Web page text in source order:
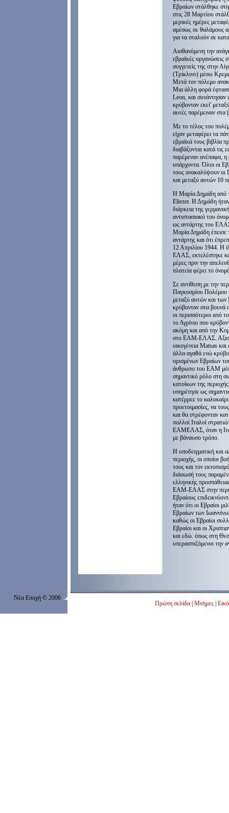
Εβραίων στάλθηκε
στις 28 Μαρτίου
μερικές ημέρες
αμέσως σε θαλάμους
για να σταλούν σε
Αισθανόμενη την
εβραϊκές οργανώσεις
συγγενείς της στην
(Τρίκλινο) μέσω
Μετά τον πόλεμο
Μια άλλη φορά
Leon, και συνάντησαν
κρύβονταν εκεί'
αυτές παρέμειναν
Με το τέλος του
είχαν μεταφέρει τα
εβραϊκά τους βιβλία
διαβάζονται κατά τις
παρέμεναν ανέπαφα, η
υπάρχοντα. Όλοι οι
τους ανακαλύψουν οι
και μεταξύ αυτών 10
Η Μαρία Δημάδη από
Eliezer. Η Δημάδη ήταν
διάρκεια της
αντιστασιακό του
ως αντάρτης του ΕΛΑΣ
Μαρία Δημάδη έπεισε
αντάρτης και ότι
12 Απριλίου 1944. Η
ΕΛΑΣ, εκτελέστηκε
μέρες πριν την
πλατεία φέρει το
Σε αντίθεση με την
Παγκοσμίου Πολέμου
μεταξύ αυτών και
κρύβονταν στα βουνά
οι περισσότεροι από
το Αγρίνιο που
ακόμη και από την
στο ΕΑΜ-ΕΛΑΣ.
οικογένεια Matsas
άλλα αγαθά ενώ
ορισμένων Εβραίων
άνθρωπο του ΕΑΜ
σημαντικό ρόλο στη
κατοίκων της
υπηρέτησε ως
κατέρρεε το
προετοιμασίες, να
και θα στρέφονταν
πολλοί Ιταλοί
ΕΑΜΕΛΑΣ, όταν η
με βάναυσο τρόπο.
Η υποδειγματική και
περιοχής, οι οποίοι
τους και τον
διάσωσή τους
ελληνικής
ΕΑΜ-ΕΛΑΣ στην
Εβραίους
ήταν ότι οι Εβραίοι
Εβραίων των
καθώς οι Εβραίοι
Εβραίοι και οι
και εδώ. όπως στη
υπερασπιζόμενοι την
Νέα Εποχή © 2006
Πρώτη σελίδα |Μνήμες |